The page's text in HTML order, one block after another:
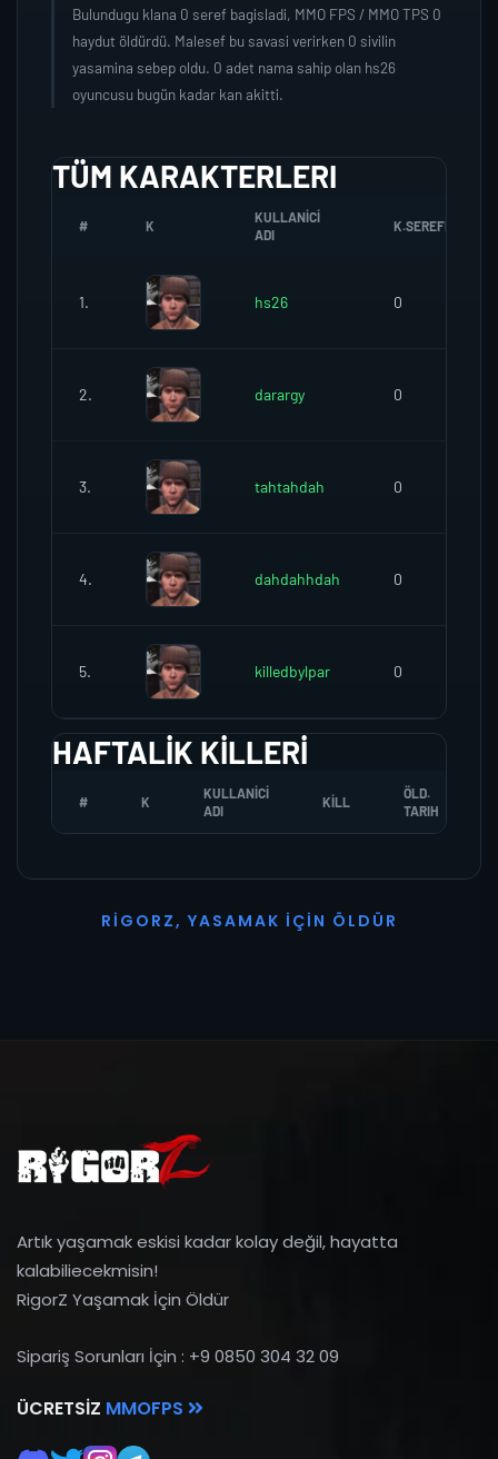
Bulundugu klana 0 seref bagisladi, MMO FPS / MMO TPS 0
haydut öldürdü. Malesef bu savasi verirken 0 sivilin
yasamina sebep oldu. 0 adet nama sahip olan hs26
oyuncusu bugün kadar kan akitti.
TÜM KARAKTERLERI
# K
KULLANICI
ADI
K.SEREFI
1. hs26 0
2. darargy 0
3. tahtahdah 0
4. dahdahhdah 0
5. killedbylpar 0
HAFTALIK KILLERI
# K
KULLANICI
ADI
KILL
ÖLD.
TARIH
R I G O R Z, YASAMAK İ ÇI N Ö L D Ü R
Artık yaşamak eskisi kadar kolay değil, hayatta
kalabiliecekmisin!
RigorZ Yaşamak İçin Öldür
Sipariş Sorunları İçin : +9 0850 304 32 09
ÜCRETSIZ MMOFPS